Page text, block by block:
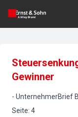
Gewinner
- UnternehmerBrief
Seite: 4